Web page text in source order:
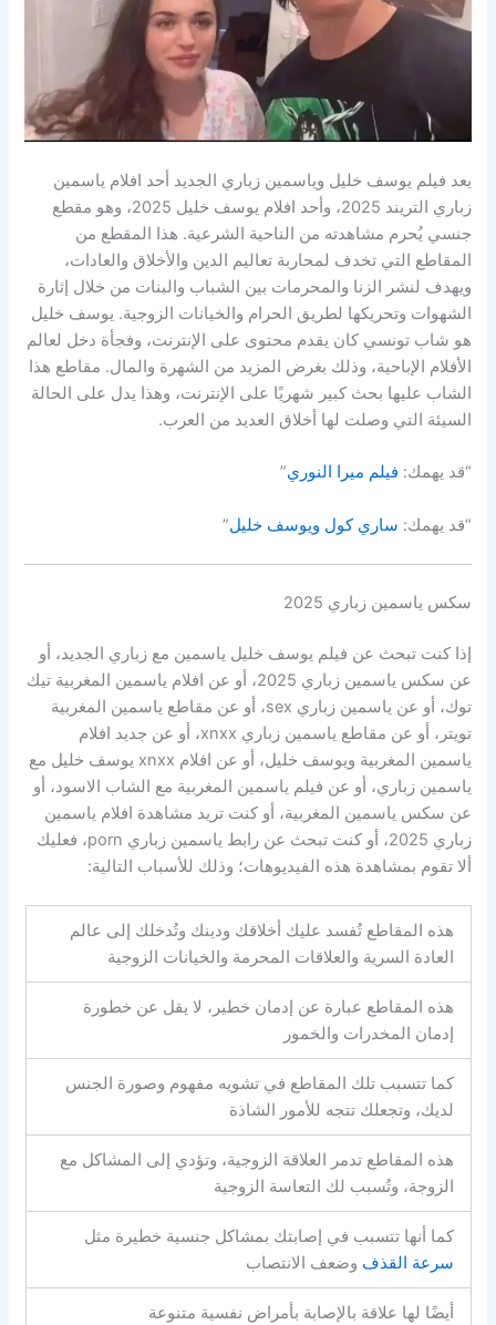
يعد فيلم يوسف خليل وياسمين زباري الجديد أحد افلام ياسمين
زباري التريند 2025، وأحد افلام يوسف خليل 2025، وهو مقطع
جنسي يُحرم مشاهدته من الناحية الشرعية. هذا المقطع من
المقاطع التي تخدف لمحاربة تعاليم الدين والأخلاق والعادات،
ويهدف لنشر الزنا والمحرمات بين الشباب والبنات من خلال إثارة
الشهوات وتحريكها لطريق الحرام والخيانات الزوجية. يوسف خليل
هو شاب تونسي كان يقدم محتوى على الإنترنت، وفجأة دخل لعالم
الأفلام الإباحية، وذلك بغرض المزيد من الشهرة والمال. مقاطع هذا
الشاب عليها بحث كبير شهريًا على الإنترنت، وهذا يدل على الحالة
السيئة التي وصلت لها أخلاق العديد من العرب.
“قد يهمك: فيلم ميرا النوري”
“قد يهمك: ساري كول ويوسف خليل”
سكس ياسمين زباري 2025
إذا كنت تبحث عن فيلم يوسف خليل ياسمين مع زباري الجديد، أو
عن سكس ياسمين زباري 2025، أو عن افلام ياسمين المغربية تيك
توك، أو عن ياسمين زباري sex، أو عن مقاطع ياسمين المغربية
تويتر، أو عن مقاطع ياسمين زباري xnxx، أو عن جديد افلام
ياسمين المغربية ويوسف خليل، أو عن افلام xnxx يوسف خليل مع
ياسمين زباري، أو عن فيلم ياسمين المغربية مع الشاب الاسود، أو
عن سكس ياسمين المغربية، أو كنت تريد مشاهدة افلام ياسمين
زباري 2025، أو كنت تبحث عن رابط ياسمين زباري porn، فعليك
ألا تقوم بمشاهدة هذه الفيديوهات؛ وذلك للأسباب التالية:
هذه المقاطع تُفسد عليك أخلاقك ودينك وتُدخلك إلى عالم
العادة السرية والعلاقات المحرمة والخيانات الزوجية
هذه المقاطع عبارة عن إدمان خطير، لا يقل عن خطورة
إدمان المخدرات والخمور
كما تتسبب تلك المقاطع في تشويه مفهوم وصورة الجنس
لديك، وتجعلك تتجه للأمور الشاذة
هذه المقاطع تدمر العلاقة الزوجية، وتؤدي إلى المشاكل مع
الزوجة، وتُسبب لك التعاسة الزوجية
كما أنها تتسبب في إصابتك بمشاكل جنسية خطيرة مثل
سرعة القذف وضعف الانتصاب
أيضًا لها علاقة بالإصابة بأمراض نفسية متنوعة